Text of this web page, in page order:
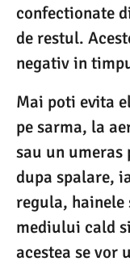
confectionate
de restul.
negativ in
Mai poti evita
pe sarma, la
sau un umeras
dupa spalare,
regula, hainele
mediului cald
acestea se vor